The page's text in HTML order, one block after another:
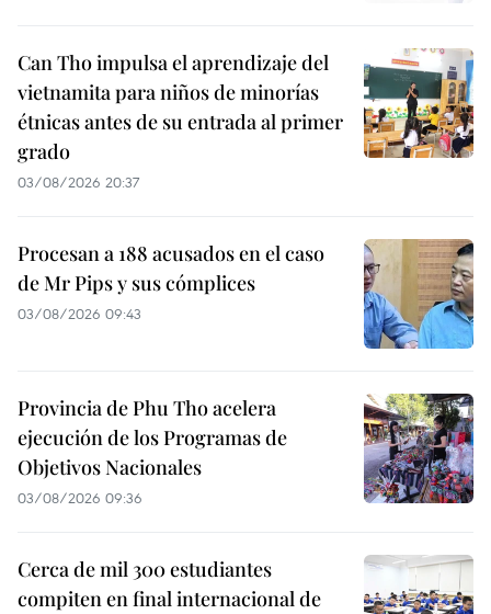
Can Tho impulsa el aprendizaje del
vietnamita para niños de minorías
étnicas antes de su entrada al primer
grado
03/08/2026 20:37
Procesan a 188 acusados en el caso
de Mr Pips y sus cómplices
03/08/2026 09:43
Provincia de Phu Tho acelera
ejecución de los Programas de
Objetivos Nacionales
03/08/2026 09:36
Cerca de mil 300 estudiantes
compiten en final internacional de